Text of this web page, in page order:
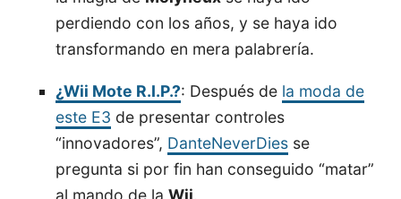
perdiendo con los años, y se haya ido
transformando en mera palabrería.
¿Wii Mote R.I.P.?: Después de la moda de
este E3 de presentar controles
“innovadores”, DanteNeverDies se
pregunta si por fin han conseguido “matar”
al mando de laWii.